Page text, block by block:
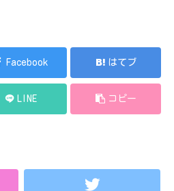
Facebook はてブ
LINE コピー